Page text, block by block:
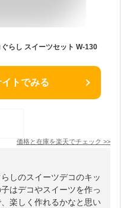
らし スイーツセット W-130
トでみる
価格と在庫を楽天でチェック >>
しのスイーツデコのキッ
はデコやスイーツを作っ
楽しく作れるかなと思い